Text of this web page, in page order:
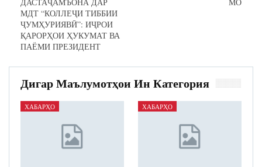
МДТ “КОЛЛЕҶИ ТИББИИ
ҶУМҲУРИЯВӢ”: ИҶРОИ
ҚАРОРҲОИ ҲУКУМАТ ВА
ПАЁМИ ПРЕЗИДЕНТ
Дигар Маълумотҳои Ин Категория
ХАБАРҲО ХАБАРҲО